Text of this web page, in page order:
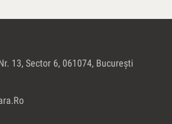
13, Sector 6, 061074, Bucureşti